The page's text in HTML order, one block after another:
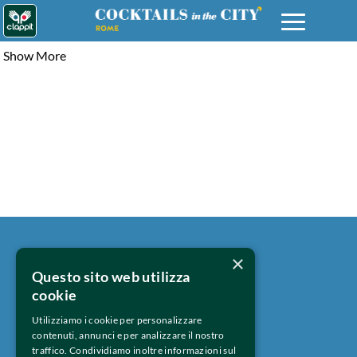
Show More
Contattaci
×
Questo sito web utilizza
cookie
Utilizziamo i cookie per personalizzare
contenuti, annunci e per analizzare il nostro
traffico. Condividiamo inoltre informazioni sul